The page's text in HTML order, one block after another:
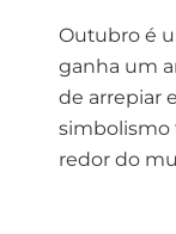
Outubro é
ganha um
de arrepiar
simbolismo
redor do